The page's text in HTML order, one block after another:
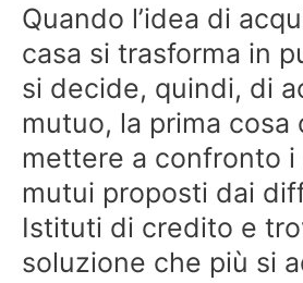
Quando l’idea di
casa si trasforma in
si decide, quindi, di
mutuo, la prima cosa
mettere a confronto i
mutui proposti dai
Istituti di credito e
soluzione che più si